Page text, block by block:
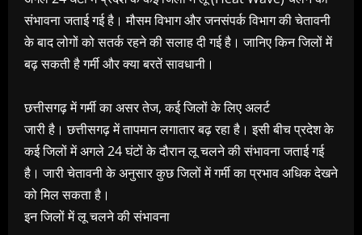
संभावना जताई गई है। मौसम विभाग और जनसंपर्क विभाग की चेतावनी
के बाद लोगों को सतर्क रहने की सलाह दी गई है। जानिए किन जिलों में
बढ़ सकती है गर्मी और क्या बरतें सावधानी।
छत्तीसगढ़ में गर्मी का असर तेज, कई जिलों के लिए अलर्ट
जारी है। छत्तीसगढ़ में तापमान लगातार बढ़ रहा है। इसी बीच प्रदेश के
कई जिलों में अगले 24 घंटों के दौरान लू चलने की संभावना जताई गई
है। जारी चेतावनी के अनुसार कुछ जिलों में गर्मी का प्रभाव अधिक देखने
को मिल सकता है।
इन जिलों में लू चलने की संभावना